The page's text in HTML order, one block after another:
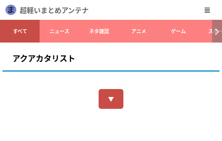
超軽いまとめアンテナ
すべて ニュース ネタ雑談 アニメ ゲーム スポ
アクアカタリスト
▼